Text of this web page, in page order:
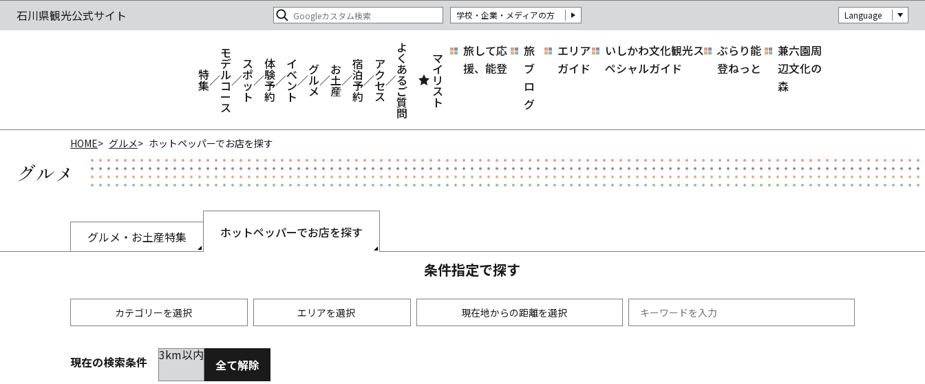
学校・企業・メディアの方 Language
特
集
モ
デ
ル
コ
ー
ス
ス
ポ
ッ
ト
体
験
予
約
イ
ベ
ン
ト
グ
ル
メ
お
土
産
宿
泊
予
約
ア
ク
セ
ス
よ
く
あ
る
ご
質
問
マ
イ
リ
ス
ト
旅して応
援、能登
旅
ブ
ロ
グ
エリア
ガイド
いしかわ文化観光ス
ペシャルガイド
ぶらり能
登ねっと
兼六園周
辺文化の
森
HOME グルメ ホットペッパーでお店を探す
グルメ
グルメ・お土産特集 ホットペッパーでお店を探す
条件指定で探す
カテゴリーを選択 エリアを選択 現在地からの距離を選択
居酒屋
金沢(片町･香林坊･にし茶屋周辺)
未選択
現在の検索条件 3km以内
全て解除